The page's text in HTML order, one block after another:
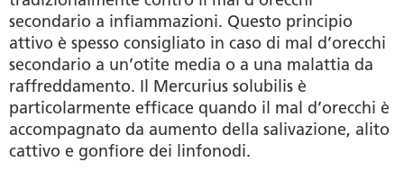
secondario a infiammazioni. Questo principio
attivo è spesso consigliato in caso di mal d’orecchi
secondario a un’otite media o a una malattia da
raffreddamento. Il Mercurius solubilis è
particolarmente efficace quando il mal d’orecchi è
accompagnato da aumento della salivazione, alito
cattivo e gonfiore dei linfonodi.